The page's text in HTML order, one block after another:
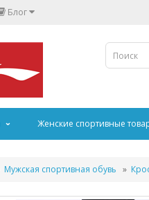
Блог
Женские спортивные
Мужская спортивная обувь